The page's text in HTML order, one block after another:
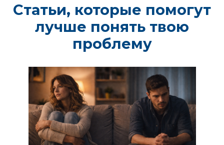
Статьи, которые помогут
лучше понять твою
проблему